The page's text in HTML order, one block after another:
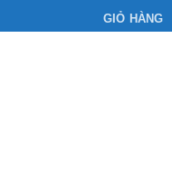
GIỎ HÀNG